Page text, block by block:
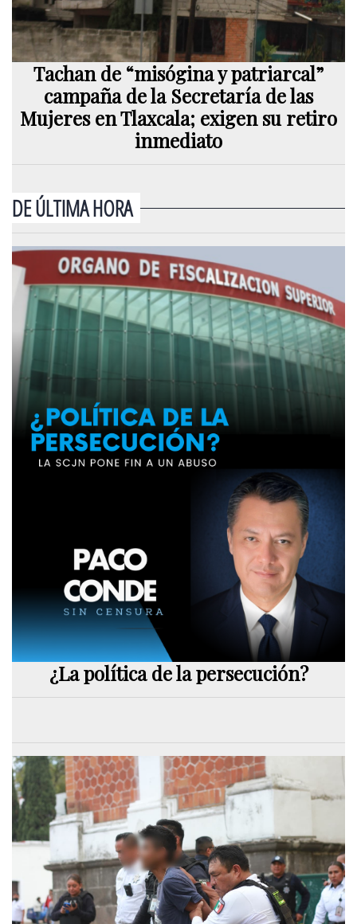
Tachan de “misógina y patriarcal”
campaña de la Secretaría de las
Mujeres en Tlaxcala; exigen su retiro
inmediato
DE ÚLTIMA HORA
¿La política de la persecución?